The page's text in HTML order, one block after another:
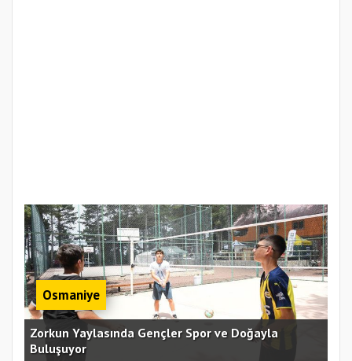
Osmaniye
Zorkun Yaylasında Gençler Spor ve Doğayla
Buluşuyor